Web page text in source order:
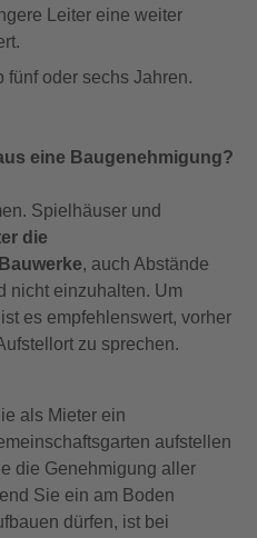
Leiter eine weiter
fünf oder sechs Jahren.
eine Baugenehmigung?
Spielhäuser und
die
, auch Abstände
nicht einzuhalten. Um
es empfehlenswert, vorher
zu sprechen.
als Mieter ein
aufstellen
die Genehmigung aller
Sie ein am Boden
dürfen, ist bei